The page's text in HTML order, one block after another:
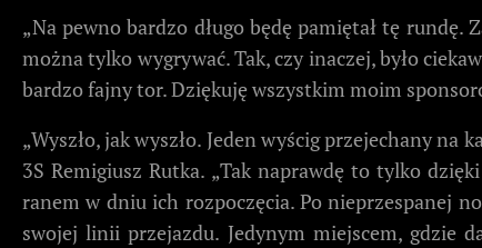
„Na pewno bardzo długo będę pamiętał tę
można tylko wygrywać. Tak, czy inaczej, było
bardzo fajny tor. Dziękuję wszystkim moim
„Wyszło, jak wyszło. Jeden wyścig przejechany
3S Remigiusz Rutka. „Tak naprawdę to tylko
ranem w dniu ich rozpoczęcia. Po nieprzespanej
swojej linii przejazdu. Jedynym miejscem, gdzie